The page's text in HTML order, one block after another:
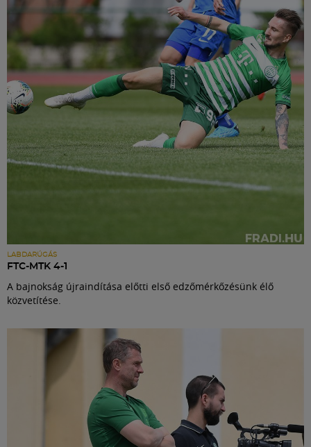
LABDARÚGÁS
FTC-MTK 4-1
A bajnokság újraindítása előtti első edzőmérkőzésünk élő
közvetítése.